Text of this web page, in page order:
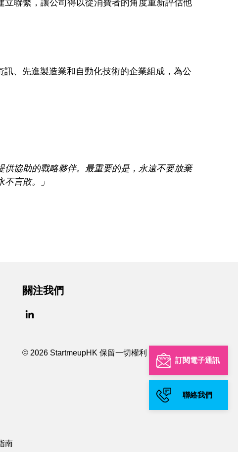
訂閱電子通訊
聯絡我們
聯繫，讓公司得以從消費者的角度重新評估他
、先進製造業和自動化技術的企業組成，為公
供協助的戰略夥伴。最重要的是，永遠不要放棄
言敗。」
關注我們
© 2026 StartmeupHK 保留一切權利
南